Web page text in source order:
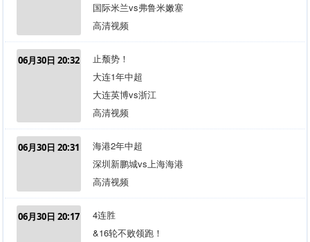
国际米兰vs弗鲁米嫩塞
高清视频
06月30日 20:32
止颓势！
大连1年中超
大连英博vs浙江
高清视频
06月30日 20:31
海港2年中超
深圳新鹏城vs上海海港
高清视频
06月30日 20:17
4连胜
&16轮不败领跑！